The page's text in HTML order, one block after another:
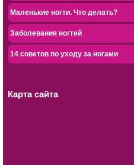
Маленькие ногти. Что делать?
Заболевания ногтей
14 советов по уходу за ногами
Карта сайта